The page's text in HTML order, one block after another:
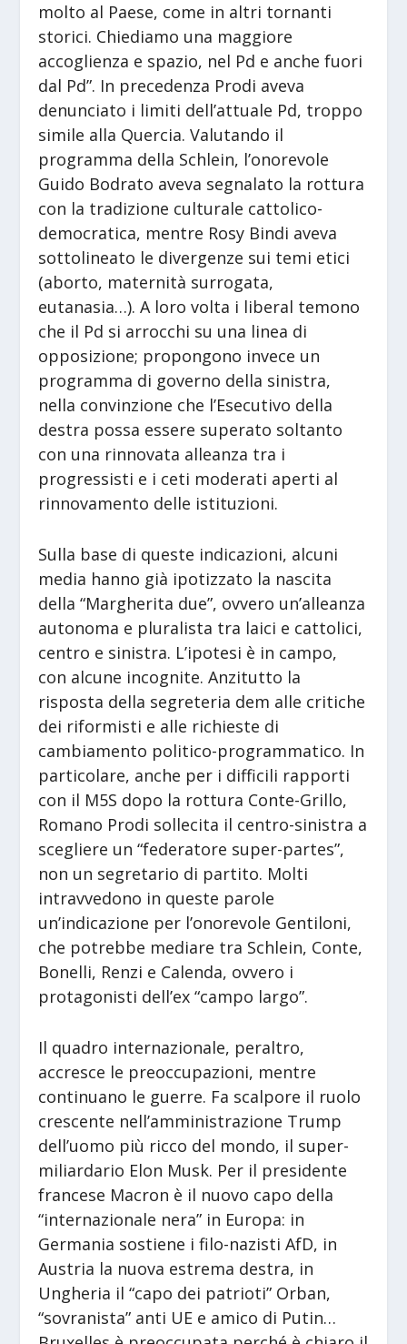
molto al Paese, come in altri tornanti
storici. Chiediamo una maggiore
accoglienza e spazio, nel Pd e anche fuori
dal Pd”. In precedenza Prodi aveva
denunciato i limiti dell’attuale Pd, troppo
simile alla Quercia. Valutando il
programma della Schlein, l’onorevole
Guido Bodrato aveva segnalato la rottura
con la tradizione culturale cattolico-
democratica, mentre Rosy Bindi aveva
sottolineato le divergenze sui temi etici
(aborto, maternità surrogata,
eutanasia…). A loro volta i liberal temono
che il Pd si arrocchi su una linea di
opposizione; propongono invece un
programma di governo della sinistra,
nella convinzione che l’Esecutivo della
destra possa essere superato soltanto
con una rinnovata alleanza tra i
progressisti e i ceti moderati aperti al
rinnovamento delle istituzioni.
Sulla base di queste indicazioni, alcuni
media hanno già ipotizzato la nascita
della “Margherita due”, ovvero un’alleanza
autonoma e pluralista tra laici e cattolici,
centro e sinistra. L’ipotesi è in campo,
con alcune incognite. Anzitutto la
risposta della segreteria dem alle critiche
dei riformisti e alle richieste di
cambiamento politico-programmatico. In
particolare, anche per i difficili rapporti
con il M5S dopo la rottura Conte-Grillo,
Romano Prodi sollecita il centro-sinistra a
scegliere un “federatore super-partes”,
non un segretario di partito. Molti
intravvedono in queste parole
un’indicazione per l’onorevole Gentiloni,
che potrebbe mediare tra Schlein, Conte,
Bonelli, Renzi e Calenda, ovvero i
protagonisti dell’ex “campo largo”.
Il quadro internazionale, peraltro,
accresce le preoccupazioni, mentre
continuano le guerre. Fa scalpore il ruolo
crescente nell’amministrazione Trump
dell’uomo più ricco del mondo, il super-
miliardario Elon Musk. Per il presidente
francese Macron è il nuovo capo della
“internazionale nera” in Europa: in
Germania sostiene i filo-nazisti AfD, in
Austria la nuova estrema destra, in
Ungheria il “capo dei patrioti” Orban,
“sovranista” anti UE e amico di Putin…